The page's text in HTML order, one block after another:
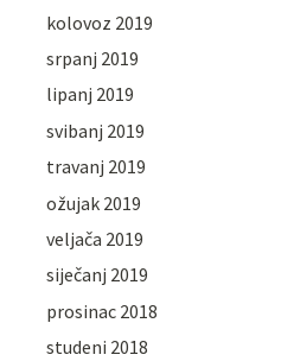
kolovoz 2019
srpanj 2019
lipanj 2019
svibanj 2019
travanj 2019
ožujak 2019
veljača 2019
siječanj 2019
prosinac 2018
studeni 2018